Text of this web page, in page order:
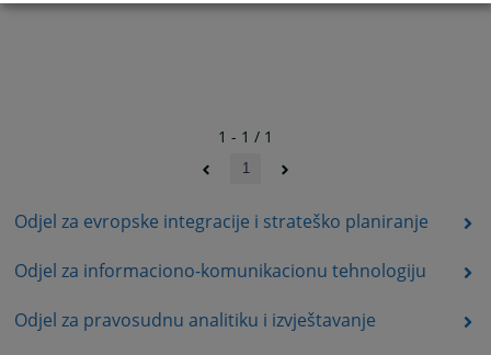
Odjel za evropske integracije i strateško planiranje
Odjel za informaciono-komunikacionu tehnologiju
Odjel za pravosudnu analitiku i izvještavanje
1 - 1 / 1
1